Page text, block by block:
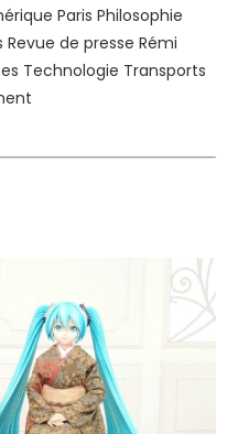
Paris Philosophie
Revue de presse Rémi
Technologie Transports